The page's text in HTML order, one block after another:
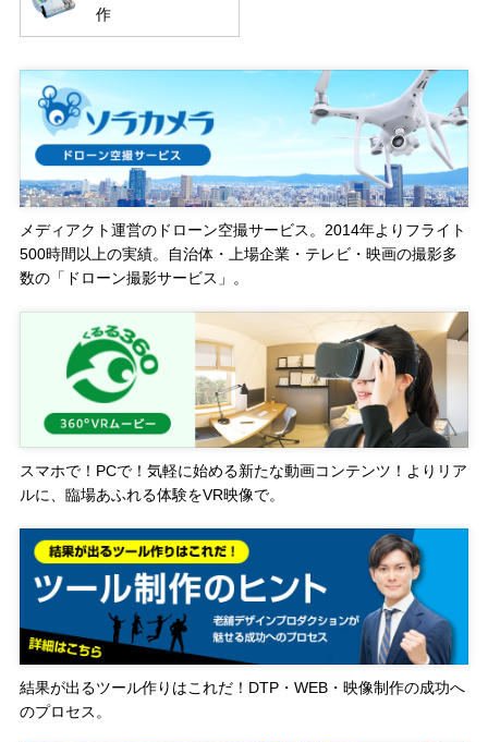
作
メディアクト運営のドローン空撮サービス。2014年よりフライト
500時間以上の実績。自治体・上場企業・テレビ・映画の撮影多
数の「ドローン撮影サービス」。
スマホで！PCで！気軽に始める新たな動画コンテンツ！よりリア
ルに、臨場あふれる体験をVR映像で。
結果が出るツール作りはこれだ！DTP・WEB・映像制作の成功へ
のプロセス。